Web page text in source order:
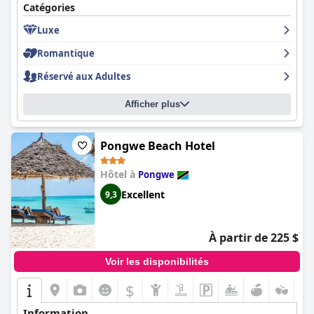
Catégories
Luxe
Romantique
Réservé aux Adultes
Afficher plus
Pongwe Beach Hotel
Hôtel à Pongwe
9,3 Excellent
À partir de 225 $
Voir les disponibilités
$